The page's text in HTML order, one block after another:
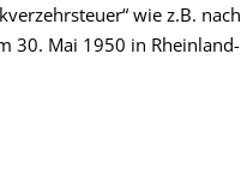
wie z.B. nach
30. Mai 1950 in Rheinland-